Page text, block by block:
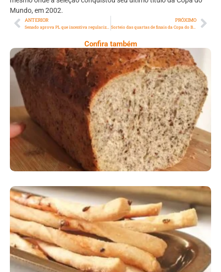
Mundo, em 2002.
ANTERIOR PRÓXIMO
Sorteio das quartas de finais da Copa do Brasil colocam Grêmio e Renato Gaúcho frente a frente
Confira também
Comer Bem: Pão Low Carb
Comer Bem: Palitinhos De Cebola E Salsa